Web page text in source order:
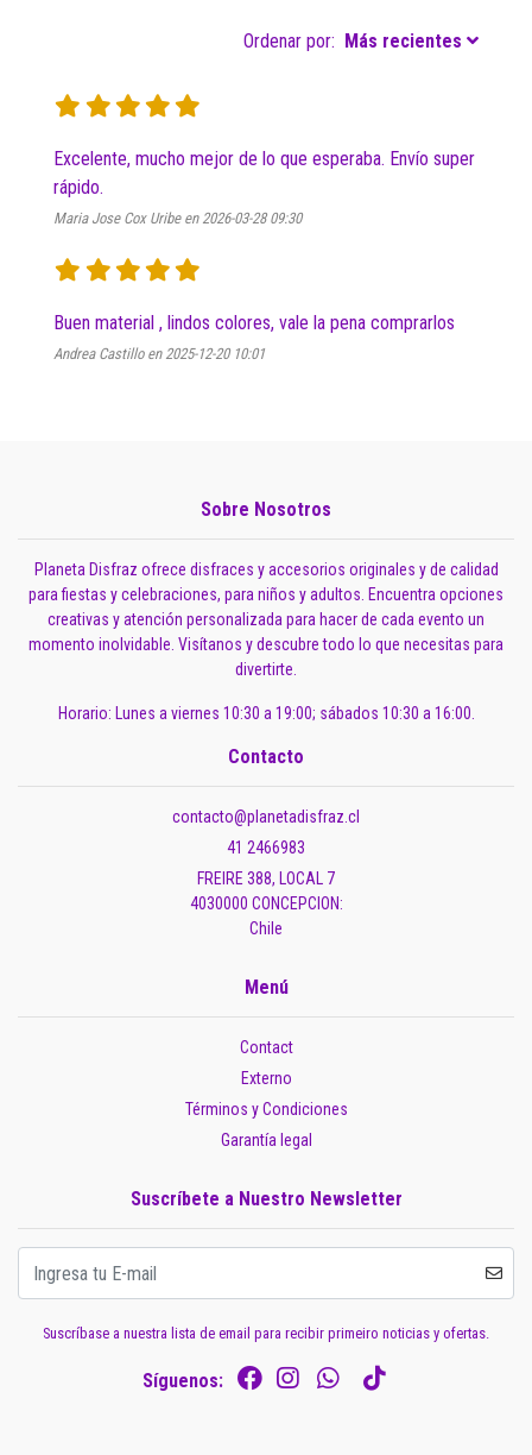
Ordenar por: Más recientes
Excelente, mucho mejor de lo que esperaba. Envío super
Maria Jose Cox Uribe en 2026-03-28 09:30
Andrea Castillo en 2025-12-20 10:01
Sobre Nosotros
Planeta Disfraz ofrece disfraces y accesorios originales y de calidad
para fiestas y celebraciones, para niños y adultos. Encuentra opciones
creativas y atención personalizada para hacer de cada evento un
momento inolvidable. Visítanos y descubre todo lo que necesitas para
divertirte.
Horario: Lunes a viernes 10:30 a 19:00; sábados 10:30 a 16:00.
Contacto
contacto@planetadisfraz.cl
41 2466983
FREIRE 388, LOCAL 7
4030000 CONCEPCION:
Chile
Menú
Contact
Externo
Términos y Condiciones
Garantía legal
Suscríbete a Nuestro Newsletter
Suscríbase a nuestra lista de email para recibir primeiro noticias y ofertas.
Síguenos: